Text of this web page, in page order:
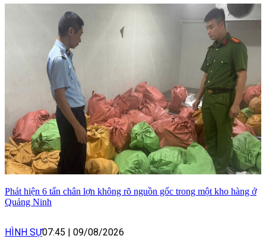
Phát hiện 6 tấn chân lợn không rõ nguồn gốc trong một kho hàng ở
Quảng Ninh
HÌNH SỰ07:45 | 09/08/2026